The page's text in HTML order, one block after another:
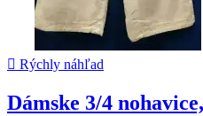
 Rýchly náhľad
Dámske 3/4